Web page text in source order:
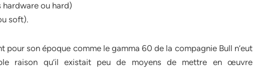
hardware ou hard)
soft).
pour son époque comme le gamma 60 de la compagnie Bull n’eut
raison qu’il existait peu de moyens de mettre en œuvre